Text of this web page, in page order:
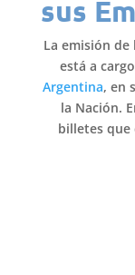
sus
La emisión
está a
Argentina, en
la Nación.
billetes que